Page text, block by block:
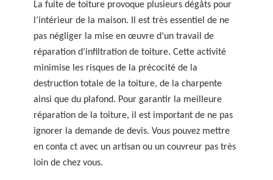
La fuite de toiture provoque plusieurs dégâts pour
l’intérieur de la maison. Il est très essentiel de ne
pas négliger la mise en œuvre d’un travail de
réparation d’infiltration de toiture. Cette activité
minimise les risques de la précocité de la
destruction totale de la toiture, de la charpente
ainsi que du plafond. Pour garantir la meilleure
réparation de la toiture, il est important de ne pas
ignorer la demande de devis. Vous pouvez mettre
en conta ct avec un artisan ou un couvreur pas très
loin de chez vous.